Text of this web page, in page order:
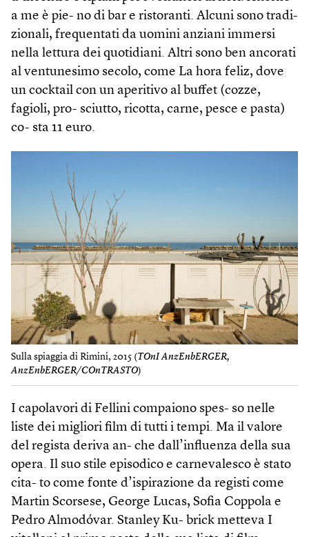
a me è pie- no di bar e ristoranti. Alcuni sono tradi-
zionali, frequentati da uomini anziani immersi
nella lettura dei quotidiani. Altri sono ben ancorati
al ventunesimo secolo, come La hora feliz, dove
un cocktail con un aperitivo al buffet (cozze,
fagioli, pro- sciutto, ricotta, carne, pesce e pasta)
co- sta 11 euro.
Sulla spiaggia di Rimini, 2015 (TOnI AnzEnbERGER,
AnzEnbERGER/COnTRASTO)
I capolavori di Fellini compaiono spes- so nelle
liste dei migliori film di tutti i tempi. Ma il valore
del regista deriva an- che dall’influenza della sua
opera. Il suo stile episodico e carnevalesco è stato
cita- to come fonte d’ispirazione da registi come
Martin Scorsese, George Lucas, Sofia Coppola e
Pedro Almodóvar. Stanley Ku- brick metteva I